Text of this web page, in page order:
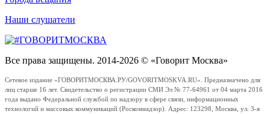
Наши слушатели
Все права защищены. 2014-2026 © «Говорит Москва»
Сетевое издание «ГОВОРИТМОСКВА.РУ/GOVORITMOSKVA.RU». Предназначено для
лиц старше 16 лет. Свидетельство о регистрации СМИ Эл № 77-64961 от 04 марта 2016
года выдано Федеральной службой по надзору в сфере связи, информационных
технологий и массовых коммуникаций (Роскомнадзор). Адрес: 123298, Москва, ул. 3-я